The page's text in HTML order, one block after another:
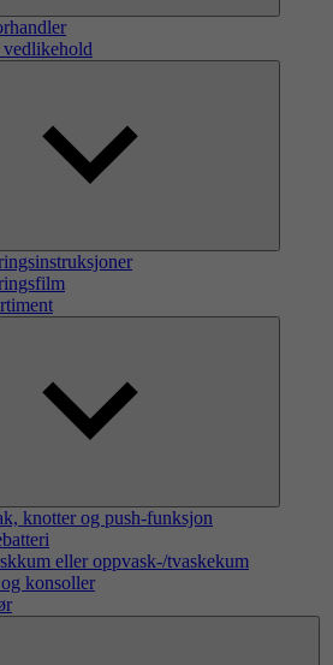
knotter og push-funksjon
eller oppvask-/tvaskekum
konsoller